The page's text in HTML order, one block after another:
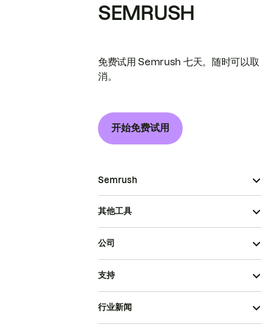
SEMRUSH
免费试用 Semrush 七天。随时可以取
消。
开始免费试用
Semrush
其他工具
公司
支持
行业新闻